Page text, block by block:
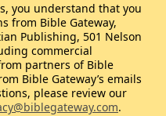
you understand that you
from Bible Gateway,
Publishing, 501 Nelson
commercial
partners of Bible
Bible Gateway’s emails
please review our
.